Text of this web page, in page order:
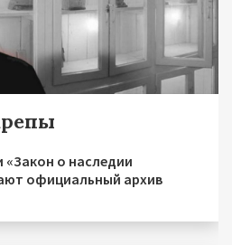
о наследии
официальный архив